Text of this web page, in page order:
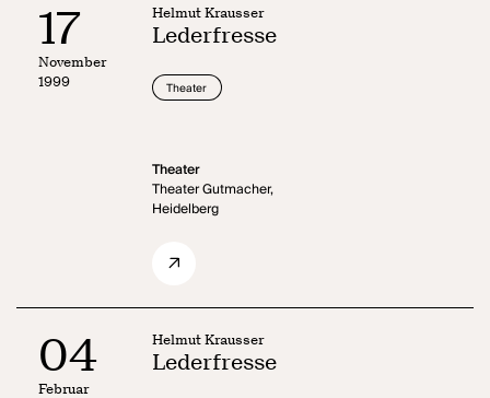
17
November
1999
Helmut Krausser
Lederfresse
Theater
Theater
Theater Gutmacher,
Heidelberg
04
Februar
Helmut Krausser
Lederfresse